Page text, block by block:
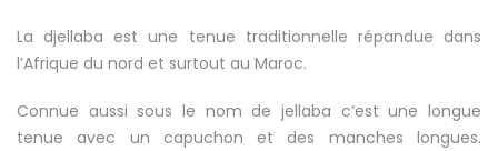
La djellaba est une tenue traditionnelle répandue dans
l’Afrique du nord et surtout au Maroc.
Connue aussi sous le nom de jellaba c’est une longue
tenue avec un capuchon et des manches longues.